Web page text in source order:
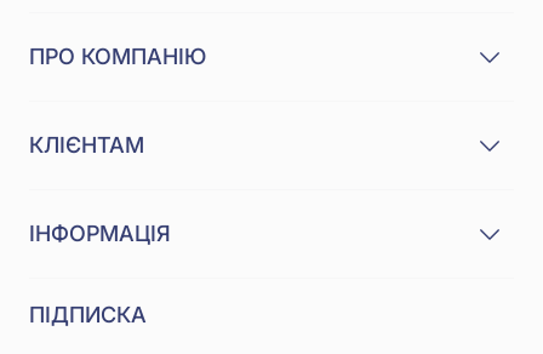
ПРО КОМПАНІЮ
КЛІЄНТАМ
ІНФОРМАЦІЯ
ПІДПИСКА